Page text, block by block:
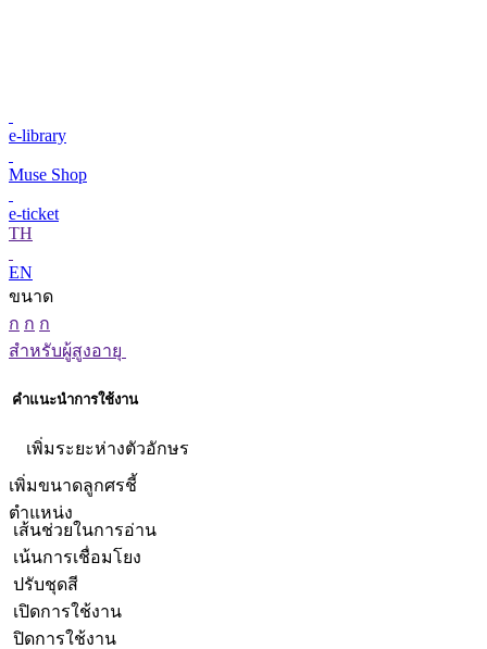
e-library
Muse Shop
e-ticket
TH
EN
ขนาด
ก ก ก
สำหรับผู้สูงอายุ
คำแนะนำการใช้งาน
เพิ่มระยะห่างตัวอักษร
เพิ่มขนาดลูกศรชี้
ตำแหน่ง
เส้นช่วยในการอ่าน
เน้นการเชื่อมโยง
ปรับชุดสี
เปิดการใช้งาน
ปิดการใช้งาน